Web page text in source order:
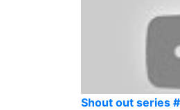
Shout out series